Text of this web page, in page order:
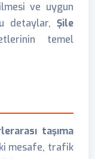
ve uygun
detaylar, Şile
temel
taşıma
mesafe, trafik